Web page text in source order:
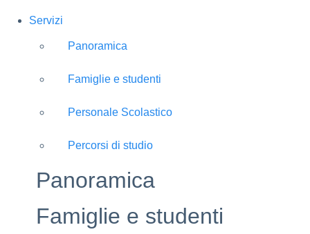
Servizi
Panoramica
Famiglie e studenti
Personale Scolastico
Percorsi di studio
Panoramica
Famiglie e studenti